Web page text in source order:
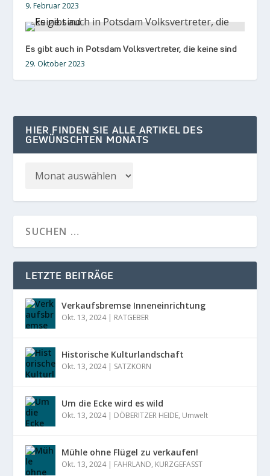
9. Februar 2023
Es gibt auch in Potsdam Volksvertreter, die keine sind
29. Oktober 2023
HIER FINDEN SIE ALLE ARTIKEL DES
GEWÜNSCHTEN MONATS
LETZTE BEITRÄGE
Verkaufsbremse Inneneinrichtung
Okt. 13, 2024| RATGEBER
Historische Kulturlandschaft
Okt. 13, 2024| SATZKORN
Um die Ecke wird es wild
Okt. 13, 2024| DÖBERITZER HEIDE, Umwelt
Mühle ohne Flügel zu verkaufen!
Okt. 13, 2024| FAHRLAND, KURZGEFASST